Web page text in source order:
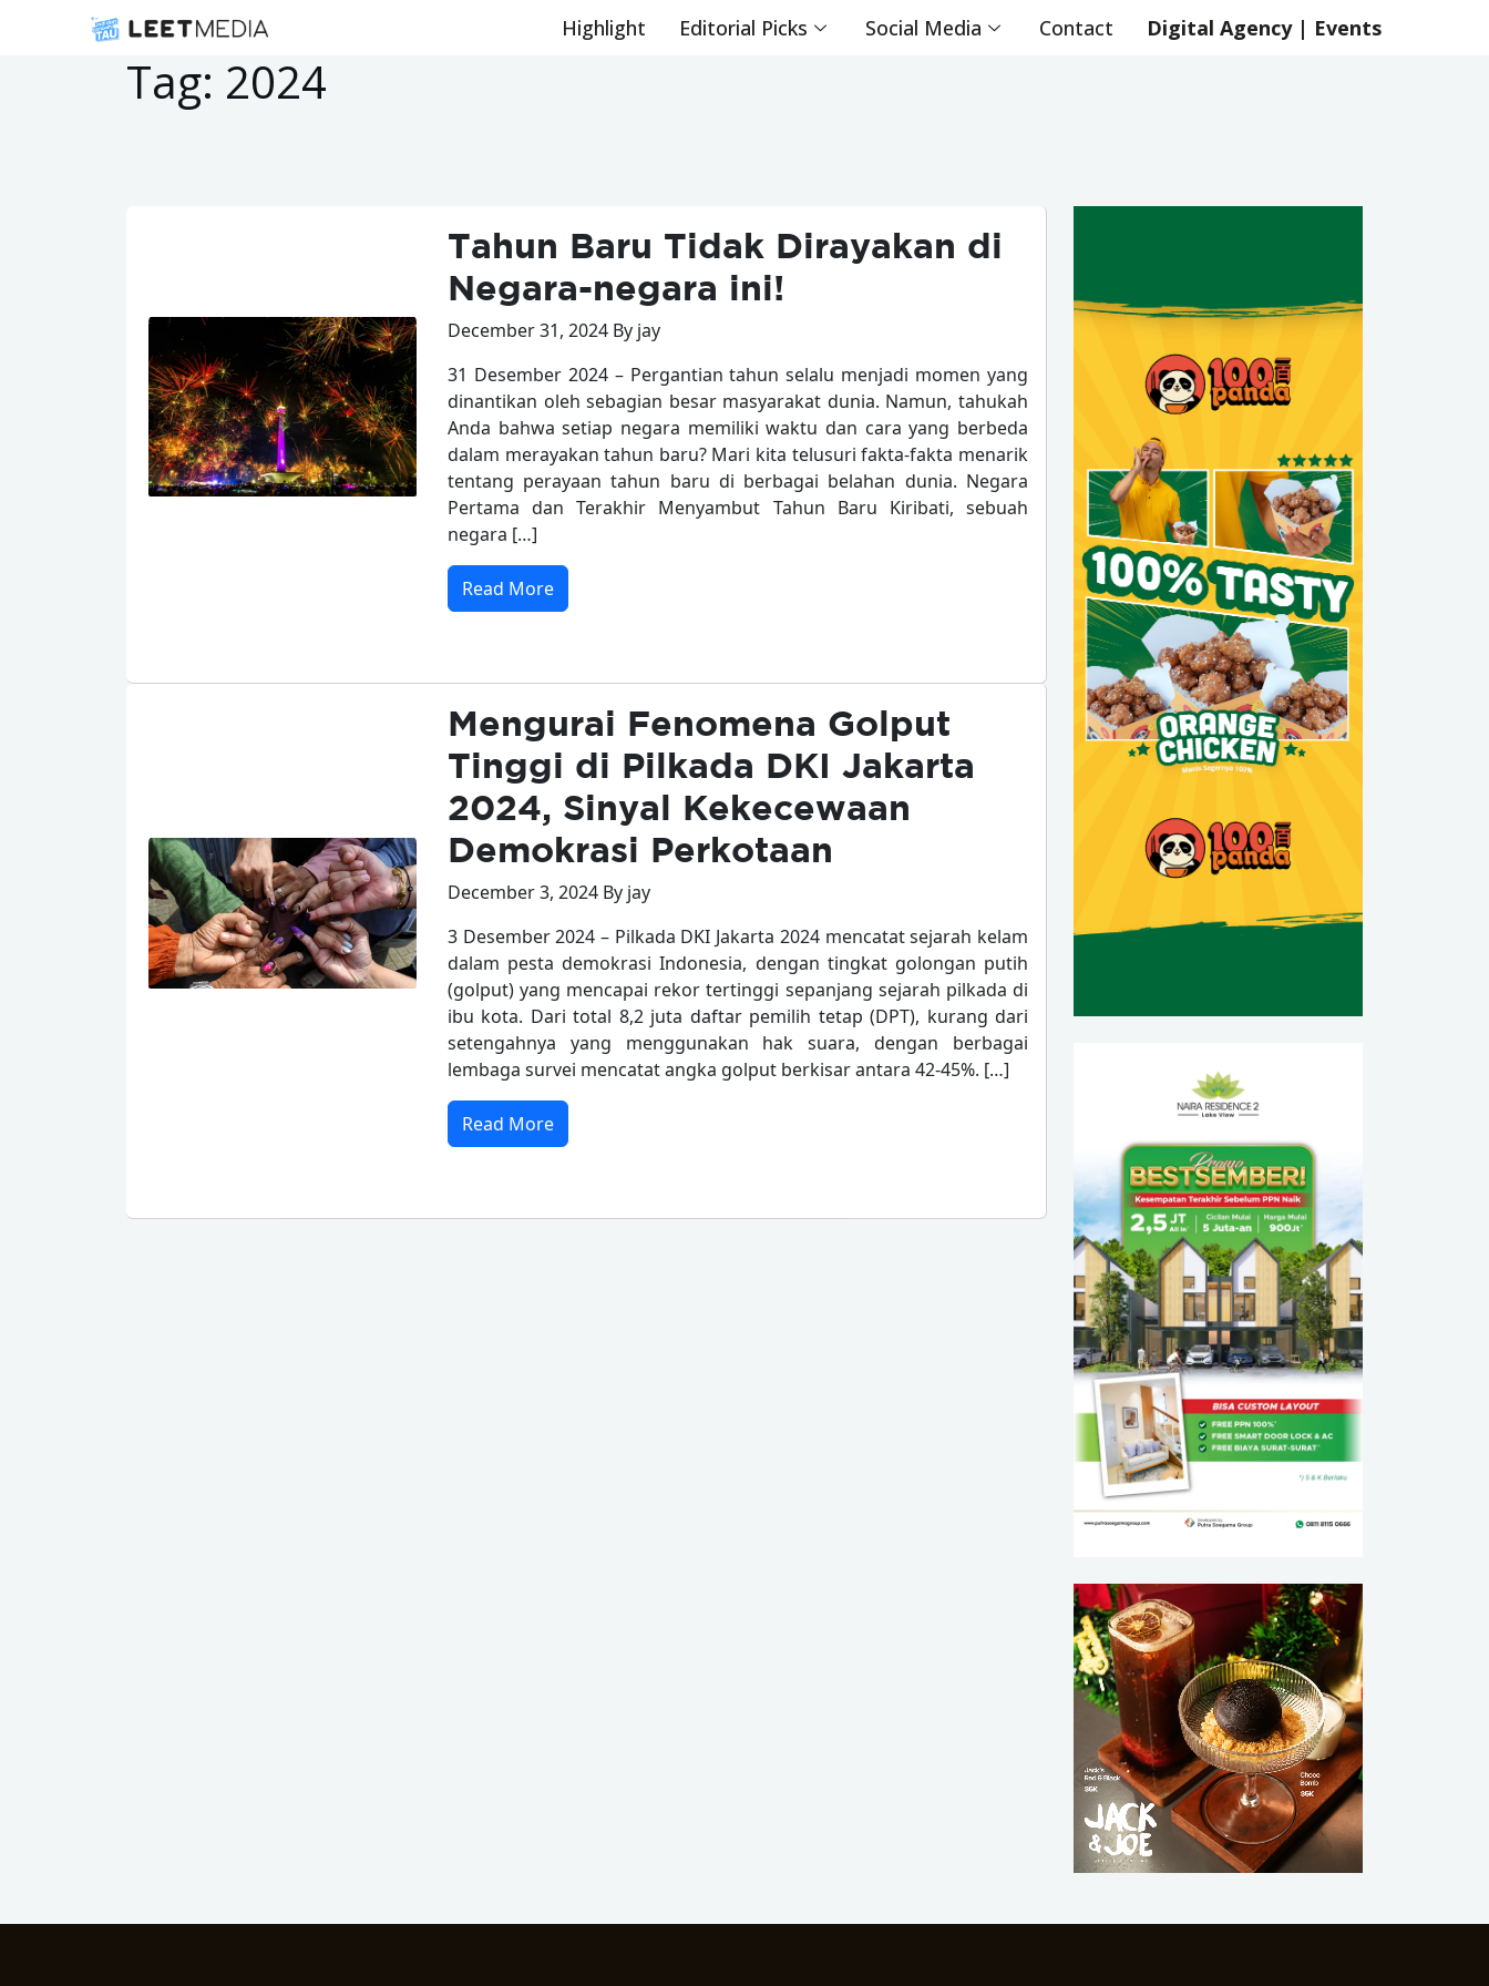
Highlight Editorial Picks Social Media Contact Digital Agency | Events
Tag: 2024
Tahun Baru Tidak Dirayakan di
Negara-negara ini!
December 31, 2024 By jay
31 Desember 2024 – Pergantian tahun selalu menjadi momen yang
dinantikan oleh sebagian besar masyarakat dunia. Namun, tahukah
Anda bahwa setiap negara memiliki waktu dan cara yang berbeda
dalam merayakan tahun baru? Mari kita telusuri fakta-fakta menarik
tentang perayaan tahun baru di berbagai belahan dunia. Negara
Pertama dan Terakhir Menyambut Tahun Baru Kiribati, sebuah
negara […]
Read More
Mengurai Fenomena Golput
Tinggi di Pilkada DKI Jakarta
2024, Sinyal Kekecewaan
Demokrasi Perkotaan
December 3, 2024 By jay
3 Desember 2024 – Pilkada DKI Jakarta 2024 mencatat sejarah kelam
dalam pesta demokrasi Indonesia, dengan tingkat golongan putih
(golput) yang mencapai rekor tertinggi sepanjang sejarah pilkada di
ibu kota. Dari total 8,2 juta daftar pemilih tetap (DPT), kurang dari
setengahnya yang menggunakan hak suara, dengan berbagai
lembaga survei mencatat angka golput berkisar antara 42-45%. […]
Read More